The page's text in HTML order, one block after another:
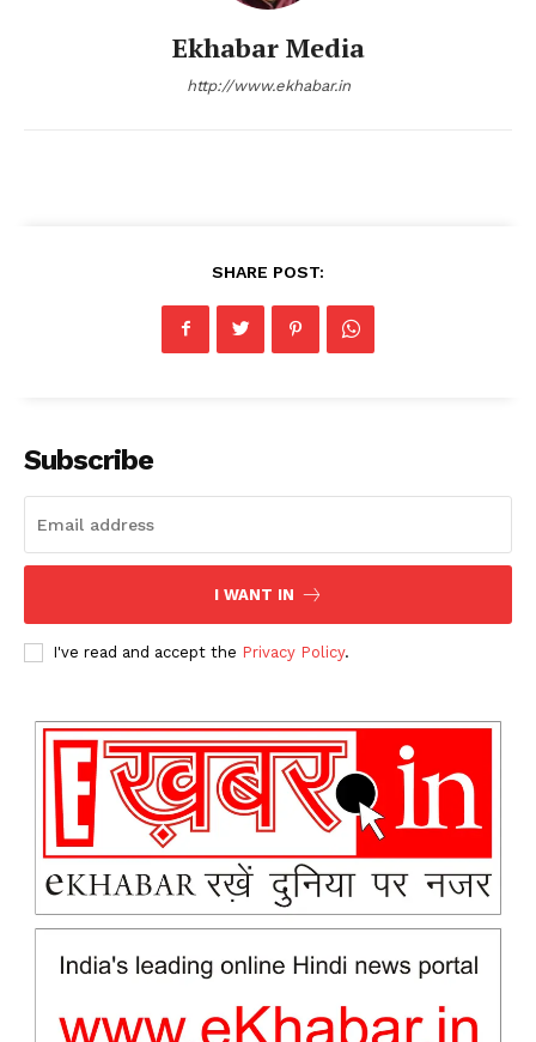
News Week
Magazine PRO
Ekhabar Media
http://www.ekhabar.in
SHARE POST:
Subscribe
I WANT IN
I've read and accept the Privacy Policy.